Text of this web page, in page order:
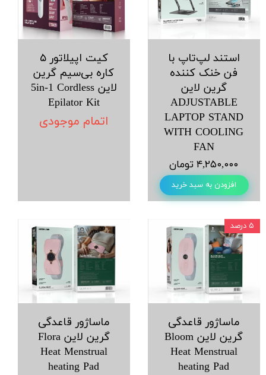
استند لپ‌تاپ با
فن خنک کننده
گرین لاین
ADJUSTABLE
LAPTOP STAND
WITH COOLING
FAN
۴,۲۵۰,۰۰۰ تومان
افزودن به سبد خرید
کیت اپیلاتور ۵
کاره بی‌سیم گرین
لاین 5in-1 Cordless
Epilator Kit
اتمام موجودی
ﻣﺎﺳﺎژور ﻗﺎﻋﺪگی
ﮔﺮﯾﻦ ﻻﯾﻦ Bloom
Heat Menstrual
heating Pad
۵ درصد
ﻣﺎﺳﺎژور ﻗﺎعدگی
ﮔﺮﯾﻦ ﻻﯾﻦ Flora
Heat Menstrual
heating Pad